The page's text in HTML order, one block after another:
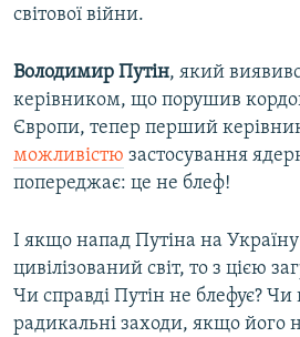
світової війни.
Володимир Путін, який
керівником, що порушив
Європи, тепер перший
можливістю застосування
попереджає: це не блеф!
І якщо напад Путіна на Україну
цивілізований світ, то з цією
Чи справді Путін не блефує? Чи
радикальні заходи, якщо його